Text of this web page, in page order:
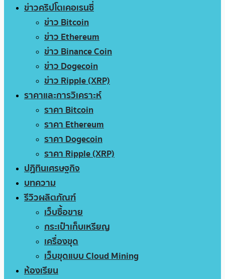
ข่าวคริปโตเคอเรนซี่
ข่าว Bitcoin
ข่าว Ethereum
ข่าว Binance Coin
ข่าว Dogecoin
ข่าว Ripple (XRP)
ราคาและการวิเคราะห์
ราคา Bitcoin
ราคา Ethereum
ราคา Dogecoin
ราคา Ripple (XRP)
ปฏิทินเศรษฐกิจ
บทความ
รีวิวผลิตภัณฑ์
เว็บซื้อขาย
กระเป๋าเก็บเหรียญ
เครื่องขุด
เว็บขุดแบบ Cloud Mining
ห้องเรียน